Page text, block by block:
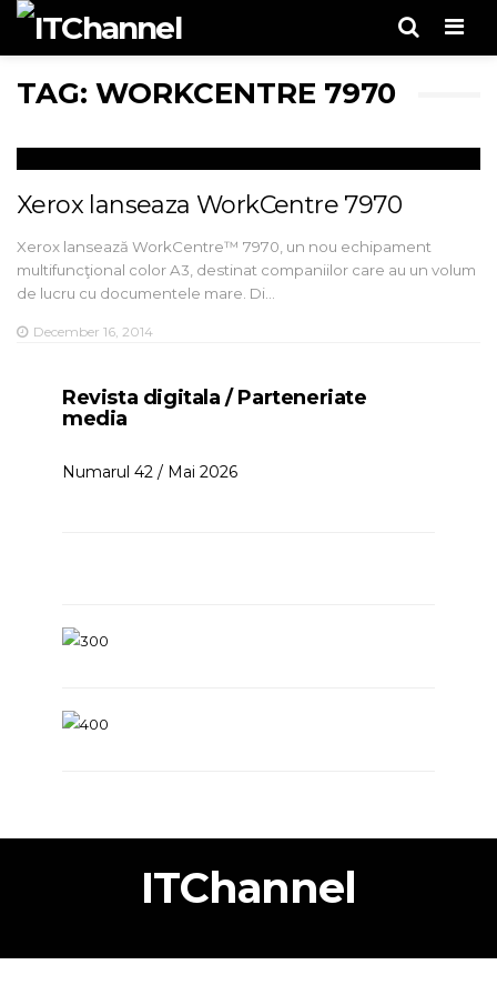
TAG: WORKCENTRE 7970
Xerox lanseaza WorkCentre 7970
Xerox lansează WorkCentre™ 7970, un nou echipament
multifuncţional color A3, destinat companiilor care au un volum
de lucru cu documentele mare. Di…
December 16, 2014
Revista digitala / Parteneriate
media
Numarul 42 / Mai 2026
ITChannel